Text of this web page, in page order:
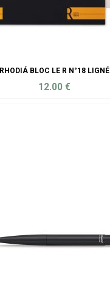
RHODIÁ BLOC LE R N°18 LIGNÉ
12.00 €